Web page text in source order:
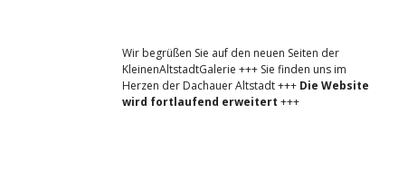
Wir begrüßen Sie auf den neuen Seiten der
KleinenAltstadtGalerie +++ Sie finden uns im
Herzen der Dachauer Altstadt +++ Die Website
wird fortlaufend erweitert +++